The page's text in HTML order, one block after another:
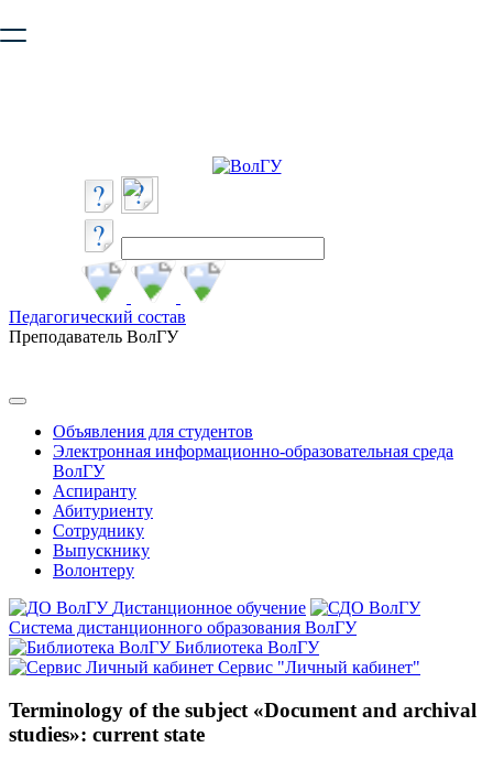
безопасную работу с сайтом. Пожалуйста
Педагогический состав
Преподаватель ВолГУ
Объявления для студентов
Электронная информационно-образовательная среда
ВолГУ
Аспиранту
Абитуриенту
Сотруднику
Выпускнику
Волонтеру
Дистанционное обучение
Система дистанционного образования ВолГУ
Библиотека ВолГУ
Сервис "Личный кабинет"
Terminology of the subject «Document and archival
studies»: current state